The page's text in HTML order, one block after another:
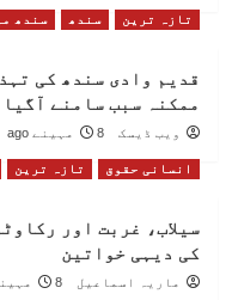
تازہ ترین سندھ سندھ
قدیم وادی سندھ کی
ممکنہ سبب سامنے آگیا
ویب ڈیسک 8 مہینے ago
انسانی حقوق تازہ ترین
سیلاب، غربت اور
کی دیہی خواتین
ماریہ اسماعیل 8 مہینے ago